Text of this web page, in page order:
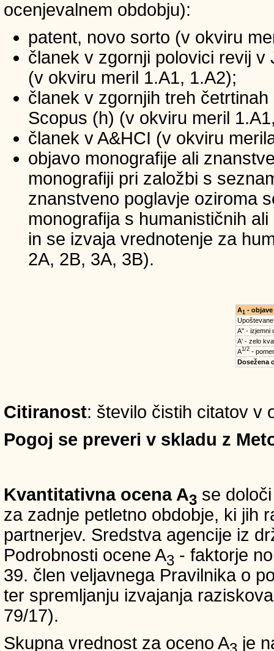
ocenjevalnem obdobju):
patent, novo sorto (v okviru
članek v zgornji polovici revij
(v okviru meril 1.A1, 1.A2);
članek v zgornjih treh
Scopus (h) (v okviru meril
članek v A&HCI (v okviru
objavo monografije ali
monografiji pri založbi s
znanstveno poglavje oziroma
monografija s humanističnih
in se izvaja vrednotenje za
2A, 2B, 3A, 3B).
A1 - objave
A'' - izjemni
A' - zelo
A1/2-
Dosežena
Citiranost: število čistih citatov v
Pogoj se preveri v skladu z
Kvantitativna ocena A3 se
za zadnje petletno obdobje, ki jih
partnerjev. Sredstva agencije iz
Podrobnosti ocene A3 - faktorje
39. člen veljavnega Pravilnika o
ter spremljanju izvajanja
79/17).
Skupna vrednost za oceno A
je